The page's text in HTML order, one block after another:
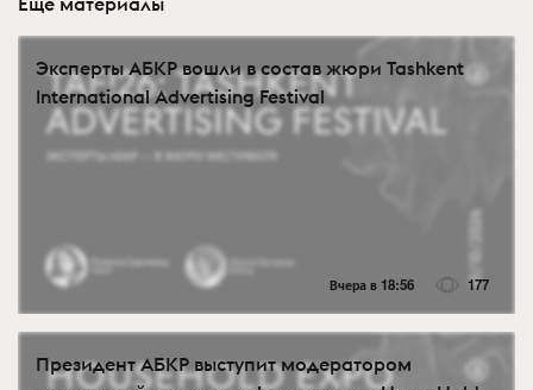
Эксперты АБКР вошли в состав жюри Tashkent
International Advertising Festival
Вчера в 18:56 177
Президент АБКР выступит модератором